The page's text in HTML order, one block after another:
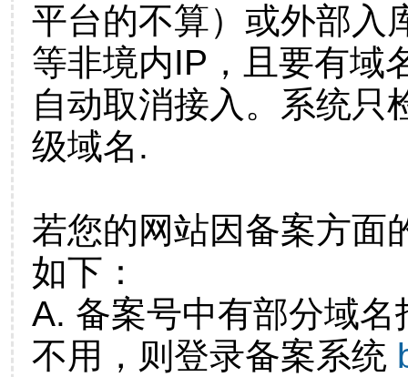
平台的不算）或外部入
等非境内IP，且要有域
自动取消接入。系统只
级域名.
若您的网站因备案方面
如下：
A. 备案号中有部分域
不用，则登录备案系统